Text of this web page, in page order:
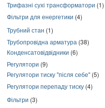
Трифазні сухі трансформатори (1)
Фільтри для енергетики (4)
Трубний стан (1)
Трубопровідна арматура (38)
Конденсатовідвідники (6)
Регулятори (9)
Регулятори тиску "після себе" (5)
Регулятори перепаду тиску (4)
Фільтри (3)